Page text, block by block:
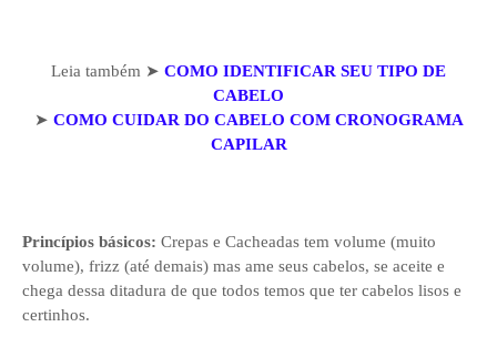
Leia também ➤ COMO IDENTIFICAR SEU TIPO DE
CABELO
➤ COMO CUIDAR DO CABELO COM CRONOGRAMA
CAPILAR
Princípios básicos: Crepas e Cacheadas tem volume (muito
volume), frizz (até demais) mas ame seus cabelos, se aceite e
chega dessa ditadura de que todos temos que ter cabelos lisos e
certinhos.